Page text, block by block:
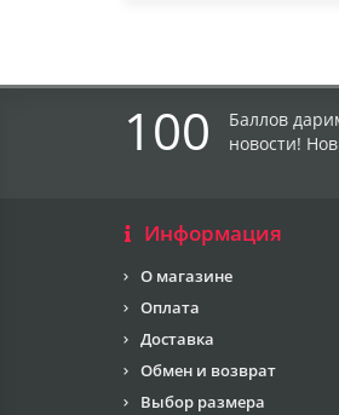
100
Баллов
новости!
Информация
О магазине
Оплата
Доставка
Обмен и возврат
Выбор размера